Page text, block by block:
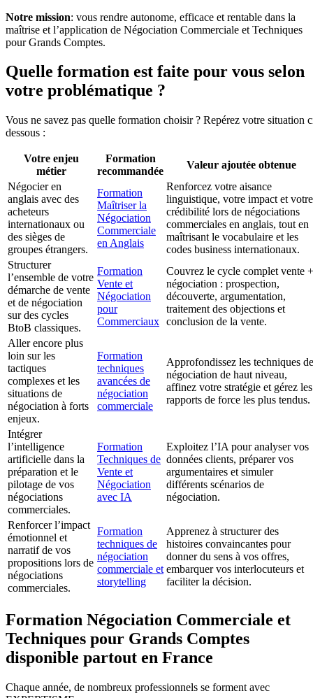
Notre mission: vous rendre autonome, efficace et rentable dans la
maîtrise et l’application de Négociation Commerciale et Techniques
pour Grands Comptes.
Quelle formation est faite pour vous selon
votre problématique ?
Vous ne savez pas quelle formation choisir ? Repérez votre situation
dessous :
Votre enjeu
métier
Formation
recommandée
Valeur ajoutée obtenue
Négocier en
anglais avec des
acheteurs
internationaux ou
des sièges de
groupes étrangers.
Formation
Maîtriser la
Négociation
Commerciale
en Anglais
Renforcez votre aisance
linguistique, votre impact et votre
crédibilité lors de négociations
commerciales en anglais, tout en
maîtrisant le vocabulaire et les
codes business internationaux.
Structurer
l’ensemble de votre
démarche de vente
et de négociation
sur des cycles
BtoB classiques.
Formation
Vente et
Négociation
pour
Commerciaux
Couvrez le cycle complet vente +
négociation : prospection,
découverte, argumentation,
traitement des objections et
conclusion de la vente.
Aller encore plus
loin sur les
tactiques
complexes et les
situations de
négociation à forts
enjeux.
Formation
techniques
avancées de
négociation
commerciale
Approfondissez les techniques de
négociation de haut niveau,
affinez votre stratégie et gérez les
rapports de force les plus tendus.
Intégrer
l’intelligence
artificielle dans la
préparation et le
pilotage de vos
négociations
commerciales.
Formation
Techniques de
Vente et
Négociation
avec IA
Exploitez l’IA pour analyser vos
données clients, préparer vos
argumentaires et simuler
différents scénarios de
négociation.
Renforcer l’impact
émotionnel et
narratif de vos
propositions lors de
négociations
commerciales.
Formation
techniques de
négociation
commerciale et
storytelling
Apprenez à structurer des
histoires convaincantes pour
donner du sens à vos offres,
embarquer vos interlocuteurs et
faciliter la décision.
Formation Négociation Commerciale et
Techniques pour Grands Comptes
disponible partout en France
Chaque année, de nombreux professionnels se forment avec